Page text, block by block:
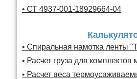
• СТ 4937-001-18929664-04
• Спиральная намотка ленты
• Расчет груза для
• Расчет веса